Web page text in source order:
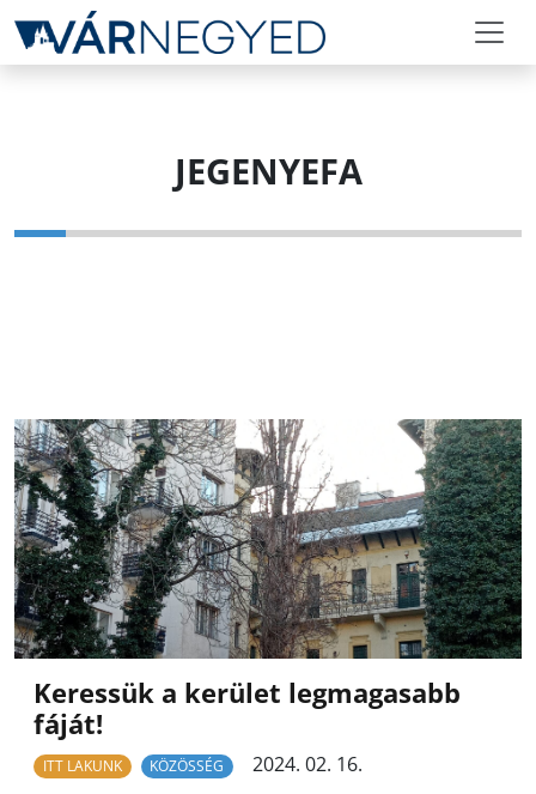
JEGENYEFA
Keressük a kerület legmagasabb
fáját!
ITT LAKUNK KÖZÖSSÉG
2024. 02. 16.